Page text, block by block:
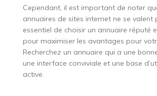
Cependant, il est important de noter
annuaires de sites internet ne se valent
essentiel de choisir un annuaire réputé
pour maximiser les avantages pour
Recherchez un annuaire qui a une
une interface conviviale et une base
active.